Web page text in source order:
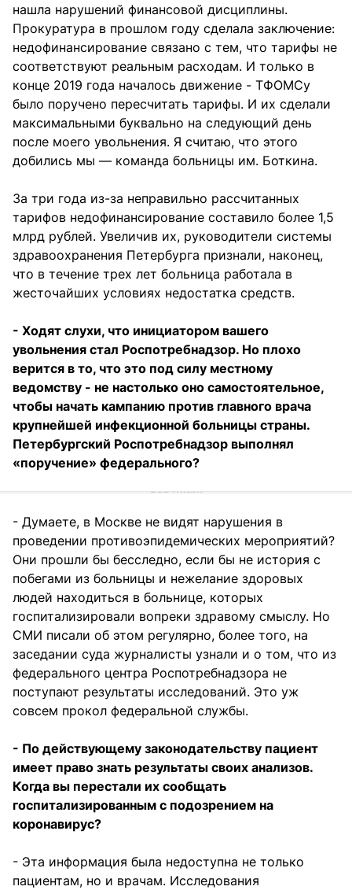
нашла нарушений финансовой дисциплины.
Прокуратура в прошлом году сделала заключение:
недофинансирование связано с тем, что тарифы не
соответствуют реальным расходам. И только в
конце 2019 года началось движение - ТФОМСу
было поручено пересчитать тарифы. И их сделали
максимальными буквально на следующий день
после моего увольнения. Я считаю, что этого
добились мы — команда больницы им. Боткина.
За три года из-за неправильно рассчитанных
тарифов недофинансирование составило более 1,5
млрд рублей. Увеличив их, руководители системы
здравоохранения Петербурга признали, наконец,
что в течение трех лет больница работала в
жесточайших условиях недостатка средств.
- Ходят слухи, что инициатором вашего
увольнения стал Роспотребнадзор. Но плохо
верится в то, что это под силу местному
ведомству - не настолько оно самостоятельное,
чтобы начать кампанию против главного врача
крупнейшей инфекционной больницы страны.
Петербургский Роспотребнадзор выполнял
«поручение» федерального?
- Думаете, в Москве не видят нарушения в
проведении противоэпидемических мероприятий?
Они прошли бы бесследно, если бы не история с
побегами из больницы и нежелание здоровых
людей находиться в больнице, которых
госпитализировали вопреки здравому смыслу. Но
СМИ писали об этом регулярно, более того, на
заседании суда журналисты узнали и о том, что из
федерального центра Роспотребнадзора не
поступают результаты исследований. Это уж
совсем прокол федеральной службы.
- По действующему законодательству пациент
имеет право знать результаты своих анализов.
Когда вы перестали их сообщать
госпитализированным с подозрением на
коронавирус?
- Эта информация была недоступна не только
пациентам, но и врачам. Исследования